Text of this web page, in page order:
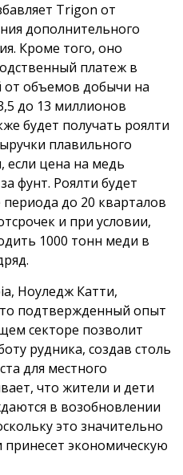
Trigon от
дополнительного
Кроме того, оно
платеж в
от объемов добычи на
до 13 миллионов
будет получать роялти
плавильного
если цена на медь
фунт. Роялти будет
до 20 кварталов
и при условии,
1000 тонн меди в
Ноуледж Катти,
подтвержденный опыт
секторе позволит
рудника, создав столь
для местного
что жители и дети
в возобновлении
это значительно
экономическую